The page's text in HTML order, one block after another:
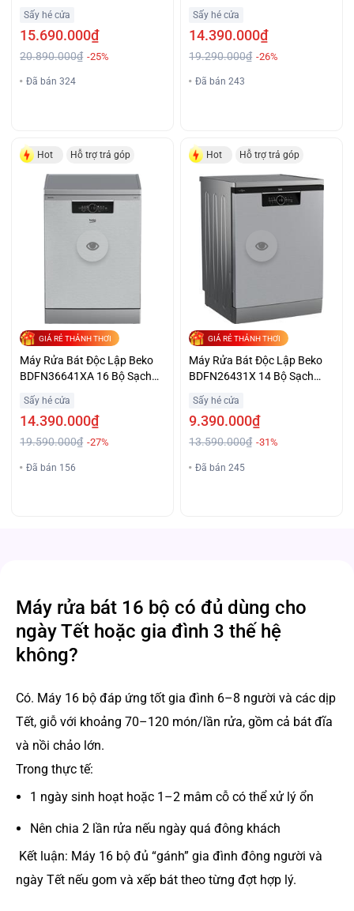
Sấy hé cửa
15.690.000₫
20.890.000₫ -25%
Đã bán 324
Sấy hé cửa
14.390.000₫
19.290.000₫ -26%
Đã bán 243
Hot Hỗ trợ trả góp
GIÁ RẺ THẢNH THƠI
Máy Rửa Bát Độc Lập Beko
BDFN36641XA 16 Bộ Sạch
Sâu Giá Tốt
Sấy hé cửa
14.390.000₫
19.590.000₫ -27%
Đã bán 156
Hot Hỗ trợ trả góp
GIÁ RẺ THẢNH THƠI
Máy Rửa Bát Độc Lập Beko
BDFN26431X 14 Bộ Sạch
Khuẩn Giá Ưu Đãi
Sấy hé cửa
9.390.000₫
13.590.000₫ -31%
Đã bán 245
Máy rửa bát 16 bộ có đủ dùng cho
ngày Tết hoặc gia đình 3 thế hệ
không?
Có. Máy 16 bộ đáp ứng tốt gia đình 6–8 người và các dịp
Tết, giỗ với khoảng 70–120 món/lần rửa, gồm cả bát đĩa
và nồi chảo lớn.
Trong thực tế:
1 ngày sinh hoạt hoặc 1–2 mâm cỗ có thể xử lý ổn
Nên chia 2 lần rửa nếu ngày quá đông khách
Kết luận: Máy 16 bộ đủ “gánh” gia đình đông người và
ngày Tết nếu gom và xếp bát theo từng đợt hợp lý.